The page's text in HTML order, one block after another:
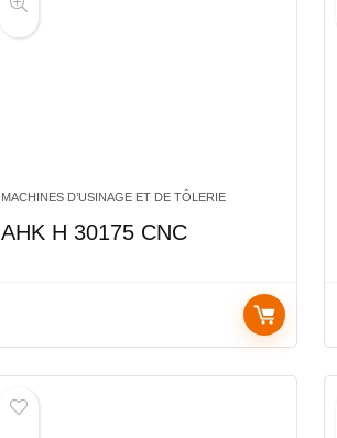
MACHINES D’USINAGE ET DE TÔLERIE
AHK H 30175 CNC